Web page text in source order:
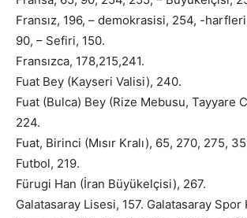
Fransız, 196, – demokrasisi, 254, -
90, – Sefiri, 150.
Fransızca, 178,215,241.
Fuat Bey (Kayseri Valisi), 240.
Fuat (Bulca) Bey (Rize Mebusu, Tayyare
224.
Fuat, Birinci (Mısır Kralı), 65, 270, 275,
Futbol, 219.
Fürugi Han (İran Büyükelçisi), 267.
Galatasaray Lisesi, 157. Galatasaray Spor